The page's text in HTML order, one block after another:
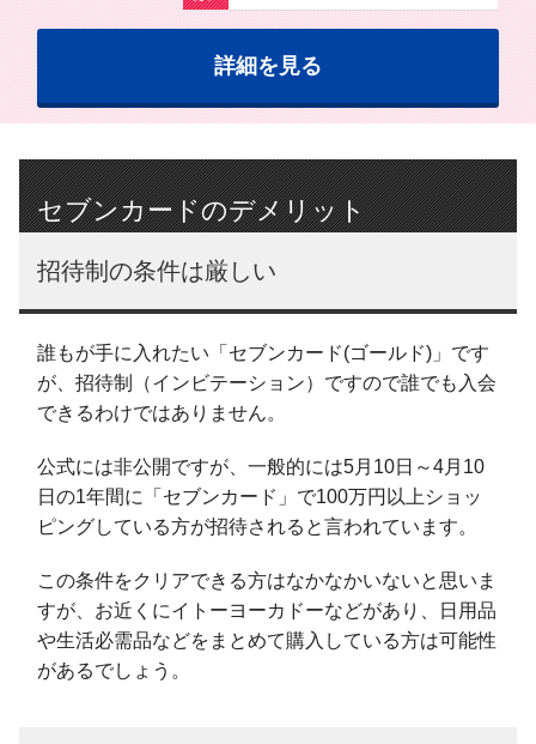
詳細を見る
セブンカードのデメリット
招待制の条件は厳しい
誰もが手に入れたい「セブンカード(ゴールド)」です
が、招待制（インビテーション）ですので誰でも入会
できるわけではありません。
公式には非公開ですが、一般的には5月10日～4月10
日の1年間に「セブンカード」で100万円以上ショッ
ピングしている方が招待されると言われています。
この条件をクリアできる方はなかなかいないと思いま
すが、お近くにイトーヨーカドーなどがあり、日用品
や生活必需品などをまとめて購入している方は可能性
があるでしょう。